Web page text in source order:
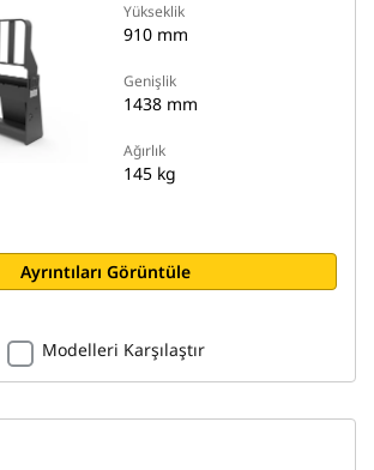
Yükseklik
910 mm
Genişlik
1438 mm
Ağırlık
145 kg
Ayrıntıları Görüntüle
Modelleri Karşılaştır